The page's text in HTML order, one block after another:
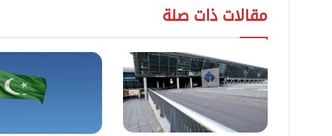
مقالات ذات صلة